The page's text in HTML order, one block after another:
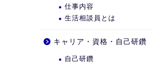
仕事内容
生活相談員とは
キャリア・資格・自己研鑽
自己研鑽